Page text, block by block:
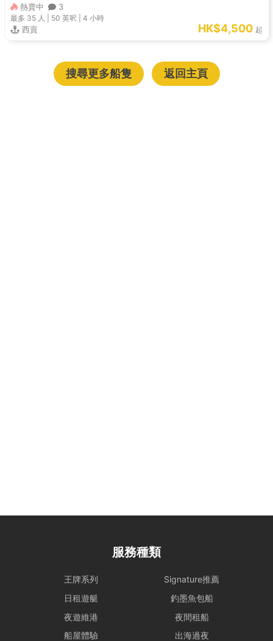
熱賣中 3
最多 35 人 | 50 英呎 |4 小時
西貢 HK$4,500 起
搜尋更多船隻 返回主頁
服務種類
王牌系列
Signature推薦
日租遊艇
釣墨魚包船
夜遊維港
夜間租船
船屋體驗
出海過夜